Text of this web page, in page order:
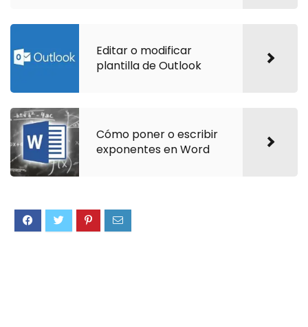
Editar o modificar
plantilla de Outlook
Cómo poner o escribir
exponentes en Word